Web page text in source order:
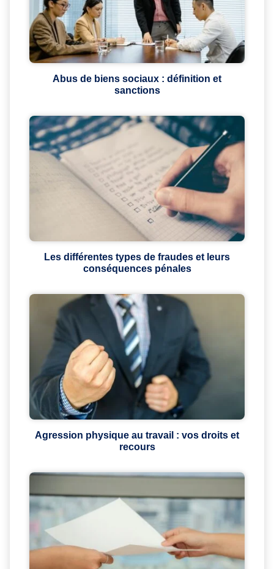
Abus de biens sociaux : définition et
sanctions
Les différentes types de fraudes et leurs
conséquences pénales
Agression physique au travail : vos droits et
recours